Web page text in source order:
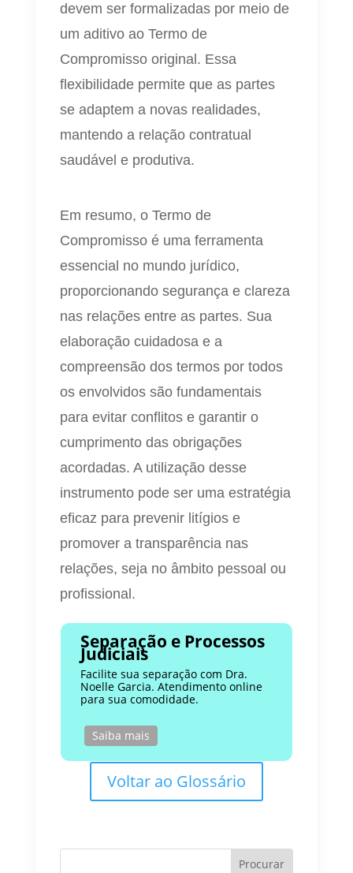
devem ser formalizadas por meio de
um aditivo ao Termo de
Compromisso original. Essa
flexibilidade permite que as partes
se adaptem a novas realidades,
mantendo a relação contratual
saudável e produtiva.
Em resumo, o Termo de
Compromisso é uma ferramenta
essencial no mundo jurídico,
proporcionando segurança e clareza
nas relações entre as partes. Sua
elaboração cuidadosa e a
compreensão dos termos por todos
os envolvidos são fundamentais
para evitar conflitos e garantir o
cumprimento das obrigações
acordadas. A utilização desse
instrumento pode ser uma estratégia
eficaz para prevenir litígios e
promover a transparência nas
relações, seja no âmbito pessoal ou
profissional.
Separação e Processos
Judiciais
Facilite sua separação com Dra.
Noelle Garcia. Atendimento online
para sua comodidade.
Saiba mais
Voltar ao Glossário